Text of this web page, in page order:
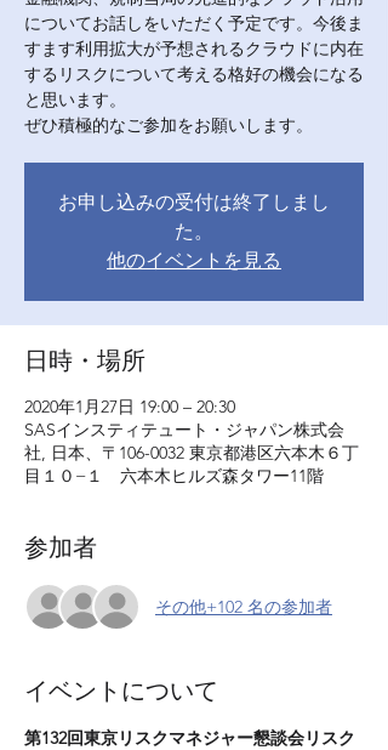
についてお話しをいただく予定です。今後ま
すます利用拡大が予想されるクラウドに内在
するリスクについて考える格好の機会になる
と思います。
ぜひ積極的なご参加をお願いします。
お申し込みの受付は終了しまし
た。
他のイベントを見る
日時・場所
2020年1月27日 19:00 – 20:30
SASインスティテュート・ジャパン株式会
社, 日本、〒106-0032 東京都港区六本木６丁
目１０−１ 六本木ヒルズ森タワー11階
参加者
その他+102 名の参加者
イベントについて
第132回東京リスクマネジャー懇談会リスク